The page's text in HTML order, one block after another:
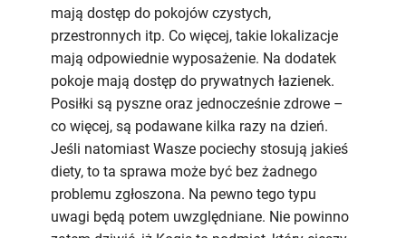
mają dostęp do pokojów czystych,
przestronnych itp. Co więcej, takie lokalizacje
mają odpowiednie wyposażenie. Na dodatek
pokoje mają dostęp do prywatnych łazienek.
Posiłki są pyszne oraz jednocześnie zdrowe –
co więcej, są podawane kilka razy na dzień.
Jeśli natomiast Wasze pociechy stosują jakieś
diety, to ta sprawa może być bez żadnego
problemu zgłoszona. Na pewno tego typu
uwagi będą potem uwzględniane. Nie powinno